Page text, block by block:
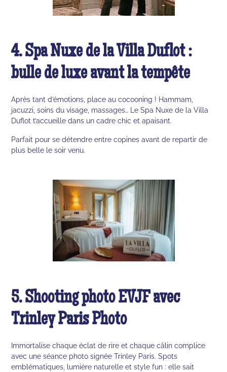
4. Spa Nuxe de la Villa Duflot :
bulle de luxe avant la tempête
Après tant d’émotions, place au cocooning ! Hammam,
jacuzzi, soins du visage, massages… Le Spa Nuxe de la Villa
Duflot t’accueille dans un cadre chic et apaisant.
Parfait pour se détendre entre copines avant de repartir de
plus belle le soir venu.
5. Shooting photo EVJF avec
Trinley Paris Photo
Immortalise chaque éclat de rire et chaque câlin complice
avec une séance photo signée Trinley Paris. Spots
emblématiques, lumière naturelle et style fun : elle sait